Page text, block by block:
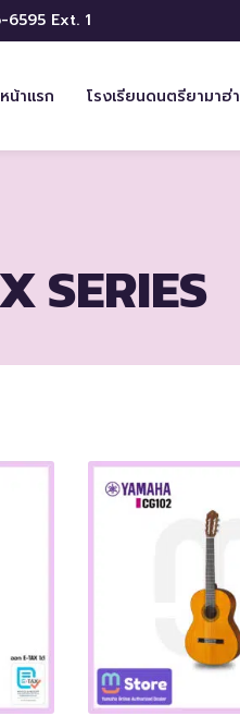
Ext. 1
หน้าแรก โรงเรียนดนตรียามาฮ่า
SERIES